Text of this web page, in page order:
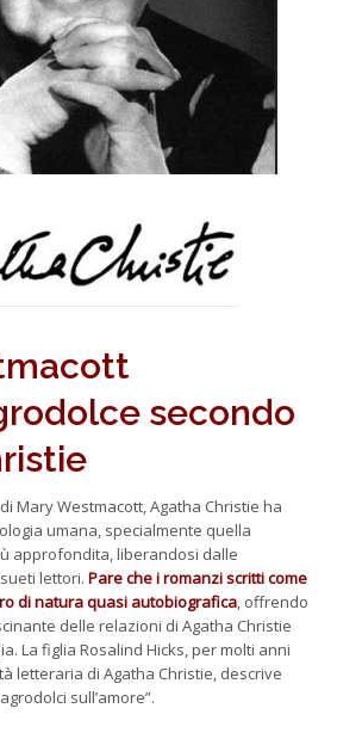
secondo
Mary Westmacott, Agatha Christie ha
umana, specialmente quella
approfondita, liberandosi dalle
lettori. Pare che i romanzi scritti come
di natura quasi autobiografica, offrendo
delle relazioni di Agatha Christie
La figlia Rosalind Hicks, per molti anni
letteraria di Agatha Christie, descrive
sull’amore”.